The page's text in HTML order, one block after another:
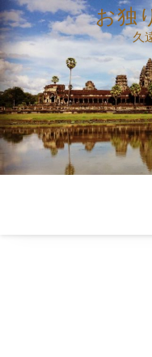
コ
ン
テ
ン
ツ
へ
ス
キ
ッ
お独
久